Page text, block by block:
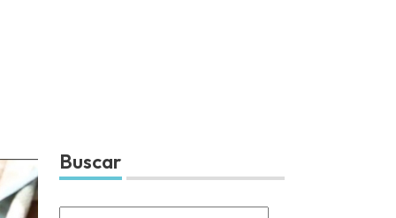
Buscar